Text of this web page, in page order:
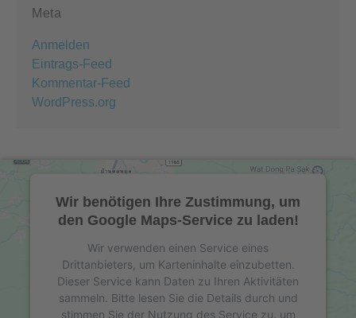
Meta
Anmelden
Eintrags-Feed
Kommentar-Feed
WordPress.org
Wir benötigen Ihre Zustimmung, um
den Google Maps-Service zu laden!
Wir verwenden einen Service eines
Drittanbieters, um Karteninhalte einzubetten.
Dieser Service kann Daten zu Ihren Aktivitäten
sammeln. Bitte lesen Sie die Details durch und
stimmen Sie der Nutzung des Service zu, um